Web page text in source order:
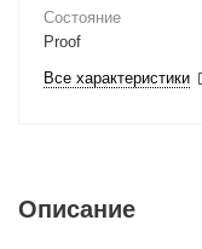
Состояние
Proof
Все характеристики
Описание